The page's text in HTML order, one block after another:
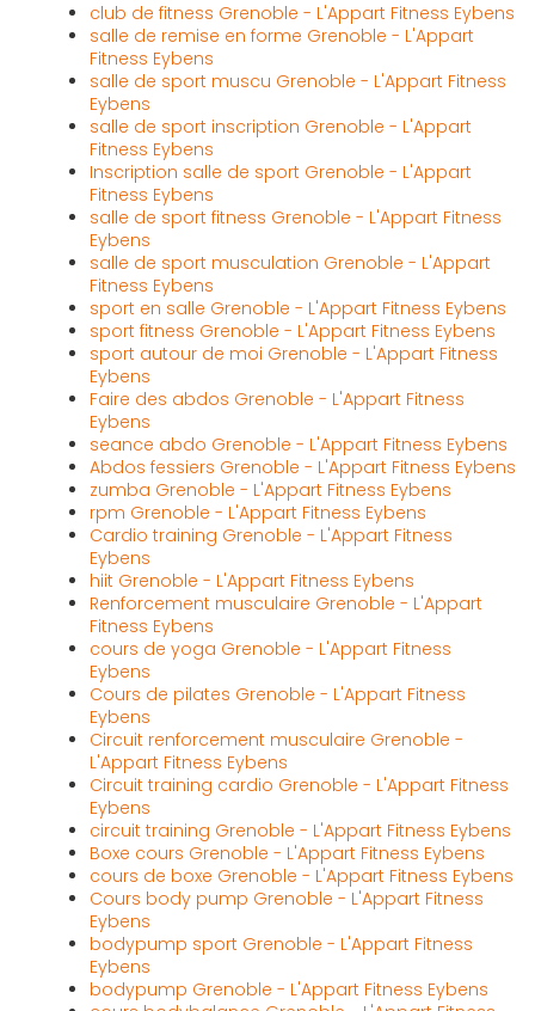
club de fitness Grenoble - L'Appart Fitness Eybens
salle de remise en forme Grenoble - L'Appart
Fitness Eybens
salle de sport muscu Grenoble - L'Appart Fitness
Eybens
salle de sport inscription Grenoble - L'Appart
Fitness Eybens
Inscription salle de sport Grenoble - L'Appart
Fitness Eybens
salle de sport fitness Grenoble - L'Appart Fitness
Eybens
salle de sport musculation Grenoble - L'Appart
Fitness Eybens
sport en salle Grenoble - L'Appart Fitness Eybens
sport fitness Grenoble - L'Appart Fitness Eybens
sport autour de moi Grenoble - L'Appart Fitness
Eybens
Faire des abdos Grenoble - L'Appart Fitness
Eybens
seance abdo Grenoble - L'Appart Fitness Eybens
Abdos fessiers Grenoble - L'Appart Fitness Eybens
zumba Grenoble - L'Appart Fitness Eybens
rpm Grenoble - L'Appart Fitness Eybens
Cardio training Grenoble - L'Appart Fitness
Eybens
hiit Grenoble - L'Appart Fitness Eybens
Renforcement musculaire Grenoble - L'Appart
Fitness Eybens
cours de yoga Grenoble - L'Appart Fitness
Eybens
Cours de pilates Grenoble - L'Appart Fitness
Eybens
Circuit renforcement musculaire Grenoble -
L'Appart Fitness Eybens
Circuit training cardio Grenoble - L'Appart Fitness
Eybens
circuit training Grenoble - L'Appart Fitness Eybens
Boxe cours Grenoble - L'Appart Fitness Eybens
cours de boxe Grenoble - L'Appart Fitness Eybens
Cours body pump Grenoble - L'Appart Fitness
Eybens
bodypump sport Grenoble - L'Appart Fitness
Eybens
bodypump Grenoble - L'Appart Fitness Eybens